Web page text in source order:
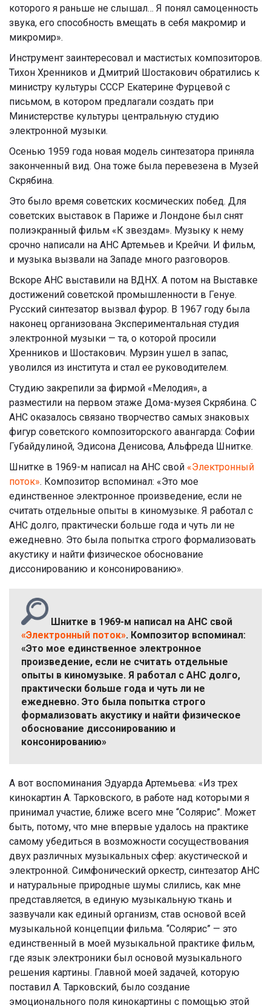
которого я раньше не слышал… Я понял самоценность
звука, его способность вмещать в себя макромир и
микромир».
Инструмент заинтересовал и мастистых композиторов.
Тихон Хренников и Дмитрий Шостакович обратились к
министру культуры СССР Екатерине Фурцевой с
письмом, в котором предлагали создать при
Министерстве культуры центральную студию
электронной музыки.
Осенью 1959 года новая модель синтезатора приняла
законченный вид. Она тоже была перевезена в Музей
Скрябина.
Это было время советских космических побед. Для
советских выставок в Париже и Лондоне был снят
полиэкранный фильм «К звездам». Музыку к нему
срочно написали на АНС Артемьев и Крейчи. И фильм,
и музыка вызвали на Западе много разговоров.
Вскоре АНС выставили на ВДНХ. А потом на Выставке
достижений советской промышленности в Генуе.
Русский синтезатор вызвал фурор. В 1967 году была
наконец организована Экспериментальная студия
электронной музыки — та, о которой просили
Хренников и Шостакович. Мурзин ушел в запас,
уволился из института и стал ее руководителем.
Студию закрепили за фирмой «Мелодия», а
разместили на первом этаже Дома-музея Скрябина. С
АНС оказалось связано творчество самых знаковых
фигур советского композиторского авангарда: Софии
Губайдулиной, Эдисона Денисова, Альфреда Шнитке.
Шнитке в 1969-м написал на АНС свой «Электронный
поток». Композитор вспоминал: «Это мое
единственное электронное произведение, если не
считать отдельные опыты в киномузыке. Я работал с
АНС долго, практически больше года и чуть ли не
ежедневно. Это была попытка строго формализовать
акустику и найти физическое обоснование
диссонированию и консонированию».
Шнитке в 1969-м написал на АНС свой
«Электронный поток». Композитор вспоминал:
«Это мое единственное электронное
произведение, если не считать отдельные
опыты в киномузыке. Я работал с АНС долго,
практически больше года и чуть ли не
ежедневно. Это была попытка строго
формализовать акустику и найти физическое
обоснование диссонированию и
консонированию»
А вот воспоминания Эдуарда Артемьева: «Из трех
кинокартин А. Тарковского, в работе над которыми я
принимал участие, ближе всего мне “Солярис”. Может
быть, потому, что мне впервые удалось на практике
самому убедиться в возможности сосуществования
двух различных музыкальных сфер: акустической и
электронной. Симфонический оркестр, синтезатор АНС
и натуральные природные шумы слились, как мне
представляется, в единую музыкальную ткань и
зазвучали как единый организм, став основой всей
музыкальной концепции фильма. “Солярис” — это
единственный в моей музыкальной практике фильм,
где язык электроники был основой музыкального
решения картины. Главной моей задачей, которую
поставил А. Тарковский, было создание
эмоционального поля кинокартины с помощью этой